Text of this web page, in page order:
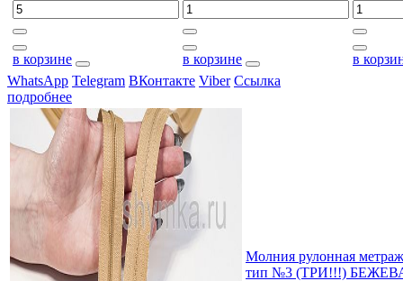
в корзине в корзине
в
WhatsApp Telegram ВКонтакте Viber Ссылка
подробнее
Молния рулонная
тип №3 (ТРИ!!!)